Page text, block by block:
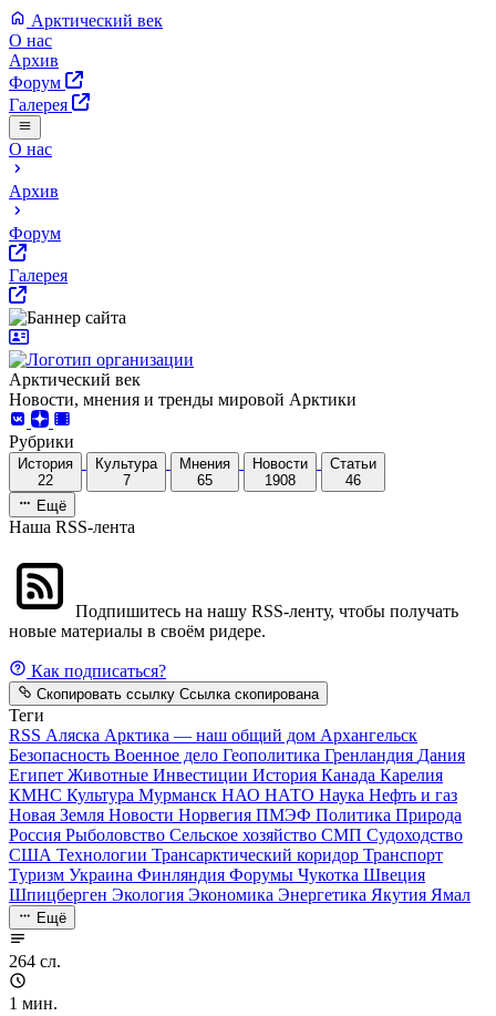
Арктический век
О нас
Архив
Форум
Галерея
О нас
Архив
Форум
Галерея
Арктический век
Новости, мнения и тренды мировой Арктики
Рубрики
История
22
Культура
7
Мнения
65
Новости
1908
Статьи
46
Ещё
Наша RSS-лента
Подпишитесь на нашу RSS-ленту, чтобы получать
новые материалы в своём ридере.
Как подписаться?
Скопировать ссылку Ссылка скопирована
Теги
RSS Аляска Арктика — наш общий дом Архангельск
Безопасность Военное дело Геополитика Гренландия Дания
Египет Животные Инвестиции История Канада Карелия
КМНС Культура Мурманск НАО НАТО Наука Нефть и газ
Новая Земля Новости Норвегия ПМЭФ Политика Природа
Россия Рыболовство Сельское хозяйство СМП Судоходство
США Технологии Трансарктический коридор Транспорт
Туризм Украина Финляндия Форумы Чукотка Швеция
Шпицберген Экология Экономика Энергетика Якутия Ямал
Ещё
264 сл.
1 мин.